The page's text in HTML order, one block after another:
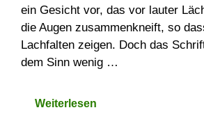
ein Gesicht vor, das vor lauter
die Augen zusammenkneift, so
Lachfalten zeigen. Doch das
dem Sinn wenig …
Weiterlesen